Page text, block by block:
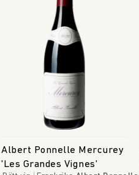
Albert Ponnelle Mercurey
'Les Grandes Vignes'